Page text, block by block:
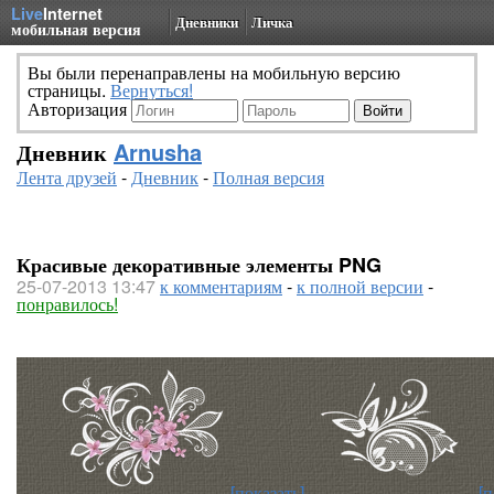
LiveInternet
мобильная версия Дневники Личка
Вы были перенаправлены на мобильную версию
страницы. Вернуться!
Авторизация
Дневник Arnusha
Лента друзей -Дневник-Полная версия
Красивые декоративные элементы PNG
25-07-2013 13:47к комментариям-к полной версии -
понравилось!